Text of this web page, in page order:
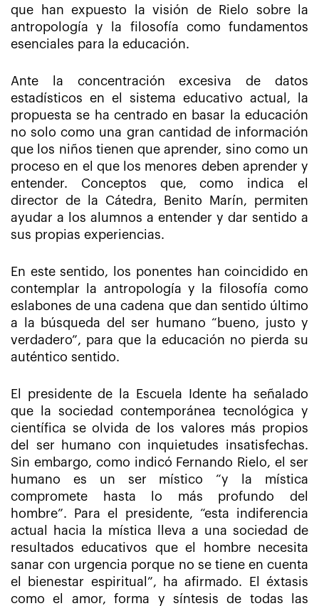
que han expuesto la visión de Rielo sobre la
antropología y la filosofía como fundamentos
esenciales para la educación.
Ante la concentración excesiva de datos
estadísticos en el sistema educativo actual, la
propuesta se ha centrado en basar la educación
no solo como una gran cantidad de información
que los niños tienen que aprender, sino como un
proceso en el que los menores deben aprender y
entender. Conceptos que, como indica el
director de la Cátedra, Benito Marín, permiten
ayudar a los alumnos a entender y dar sentido a
sus propias experiencias.
En este sentido, los ponentes han coincidido en
contemplar la antropología y la filosofía como
eslabones de una cadena que dan sentido último
a la búsqueda del ser humano “bueno, justo y
verdadero”, para que la educación no pierda su
auténtico sentido.
El presidente de la Escuela Idente ha señalado
que la sociedad contemporánea tecnológica y
científica se olvida de los valores más propios
del ser humano con inquietudes insatisfechas.
Sin embargo, como indicó Fernando Rielo, el ser
humano es un ser místico “y la mística
compromete hasta lo más profundo del
hombre”. Para el presidente, “esta indiferencia
actual hacia la mística lleva a una sociedad de
resultados educativos que el hombre necesita
sanar con urgencia porque no se tiene en cuenta
el bienestar espiritual”, ha afirmado. El éxtasis
como el amor, forma y síntesis de todas las